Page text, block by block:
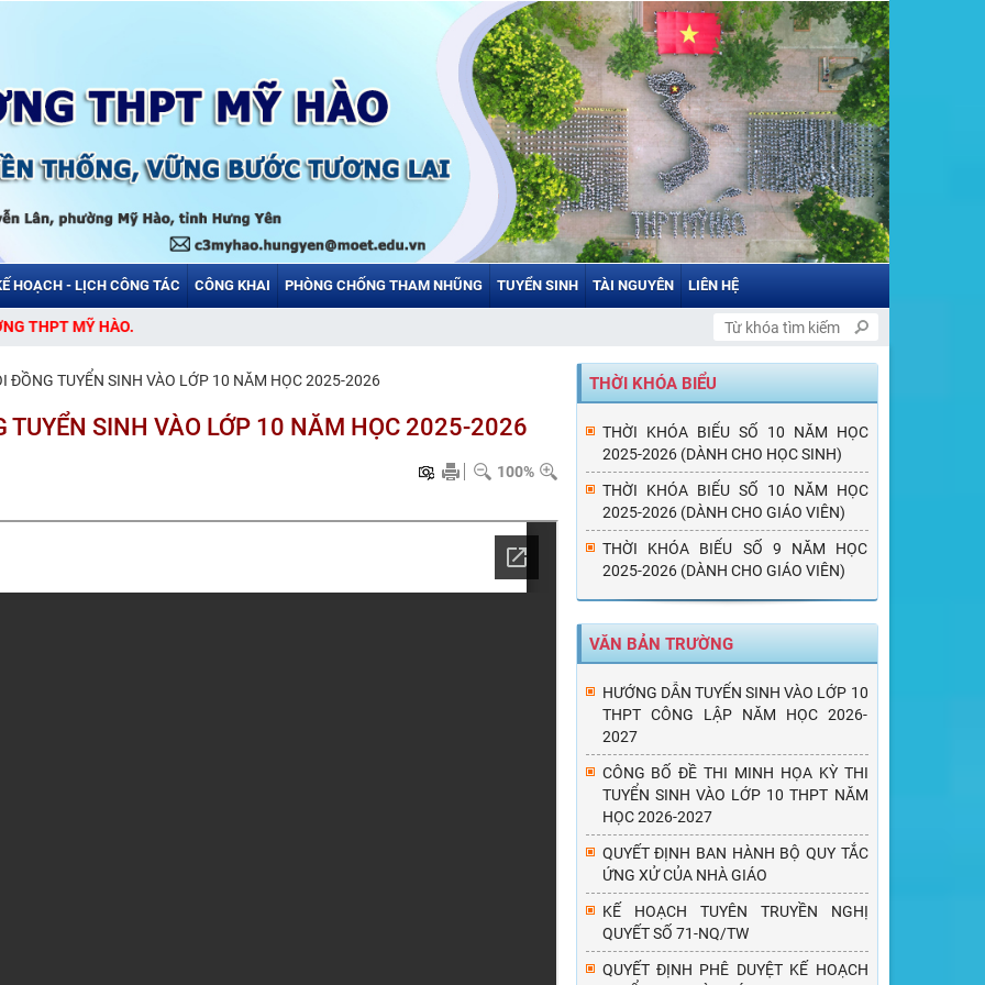
HOẠCH - LỊCH CÔNG TÁC CÔNG KHAI PHÒNG CHỐNG THAM NHŨNG TUYỂN SINH TÀI NGUYÊN LIÊN HỆ
HÀO.
ĐỒNG TUYỂN SINH VÀO LỚP 10 NĂM HỌC 2025-2026
TUYỂN SINH VÀO LỚP 10 NĂM HỌC 2025-2026
100%
THỜI KHÓA BIỂU
THỜI KHÓA BIỂU SỐ 10 NĂM HỌC
2025-2026 (DÀNH CHO HỌC SINH)
THỜI KHÓA BIỂU SỐ 10 NĂM HỌC
2025-2026 (DÀNH CHO GIÁO VIÊN)
THỜI KHÓA BIỂU SỐ 9 NĂM HỌC
2025-2026 (DÀNH CHO GIÁO VIÊN)
VĂN BẢN TRƯỜNG
HƯỚNG DẪN TUYỂN SINH VÀO LỚP 10
THPT CÔNG LẬP NĂM HỌC 2026-
2027
CÔNG BỐ ĐỀ THI MINH HỌA KỲ THI
TUYỂN SINH VÀO LỚP 10 THPT NĂM
HỌC 2026-2027
QUYẾT ĐỊNH BAN HÀNH BỘ QUY TẮC
ỨNG XỬ CỦA NHÀ GIÁO
KẾ HOẠCH TUYÊN TRUYỀN NGHỊ
QUYẾT SỐ 71-NQ/TW
QUYẾT ĐỊNH PHÊ DUYỆT KẾ HOẠCH